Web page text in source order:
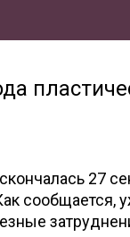
27
сообщается,